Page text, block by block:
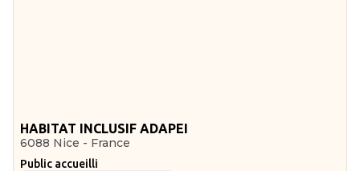
HABITAT INCLUSIF ADAPEI
6088 Nice - France
Public accueilli